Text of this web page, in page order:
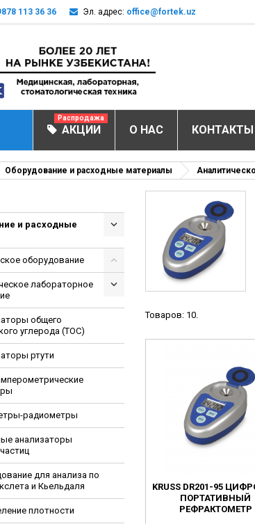
113 36 36 Эл. адрес: office@fortek.uz
МЕДИЦИНСКОЕ ОБОРУДОВАНИЕ
Анализаторы газов и
Анализатор
Анализаторы
Анализаторы мочи
Биохимические анализаторы
Видеоэндоскопы
Гематологические
Инкубаторы для
ИФА-анализаторы и вошеры
Коагулометрия
Насосы шприцевые и
ПЦР анализаторы
АКЦИИ
Распродажа
О НАС КОНТАКТЫ
Оборудование и расходные материалы
и расходные
оборудование
лабораторное
общего
углерода (TOC)
ртути
радиометры
анализаторы
для анализа по
и Кьельдаля
плотности
Товаров: 10.
KRUSS DR201-95
ПОРТАТИВНЫЙ
РЕФРАКТОМЕТР